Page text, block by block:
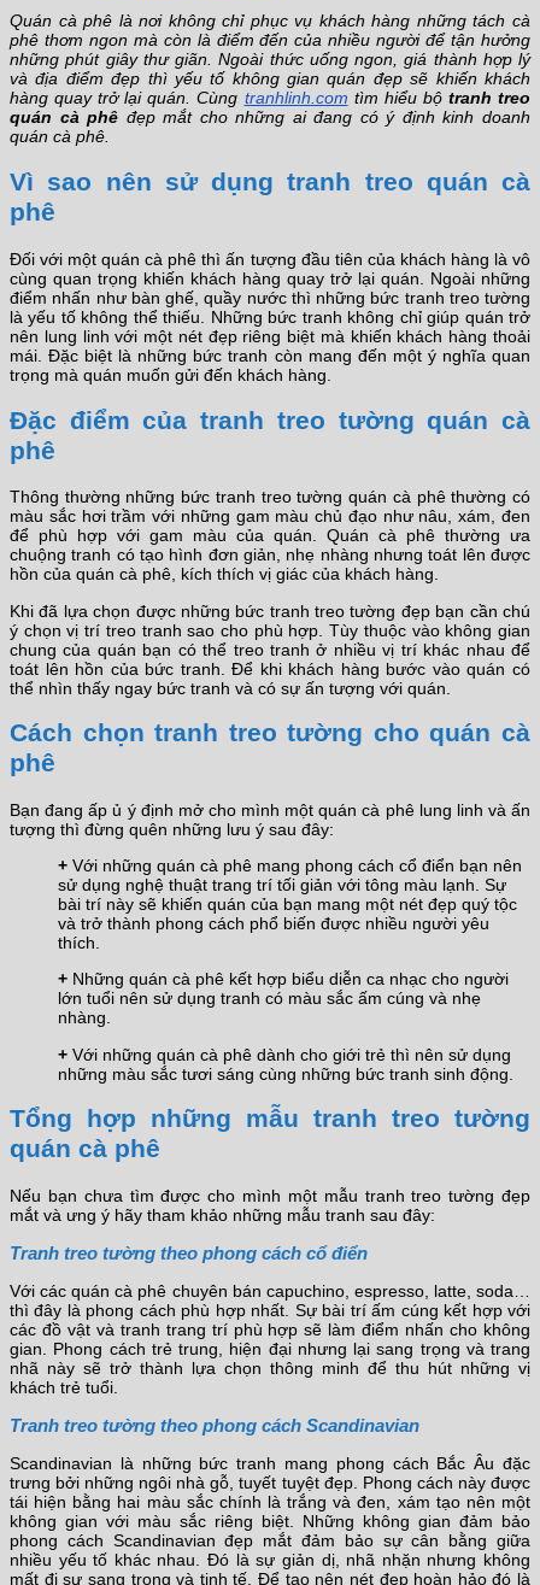
Quán cà phê là nơi không chỉ phục vụ khách hàng những tách cà
phê thơm ngon mà còn là điểm đến của nhiều người để tận hưởng
những phút giây thư giãn. Ngoài thức uống ngon, giá thành hợp lý
và địa điểm đẹp thì yếu tố không gian quán đẹp sẽ khiến khách
hàng quay trở lại quán. Cùng tranhlinh.com tìm hiểu bộ tranh treo
quán cà phê đẹp mắt cho những ai đang có ý định kinh doanh
quán cà phê.
Vì sao nên sử dụng tranh treo quán cà
phê
Đối với một quán cà phê thì ấn tượng đầu tiên của khách hàng là vô
cùng quan trọng khiến khách hàng quay trở lại quán. Ngoài những
điểm nhấn như bàn ghế, quầy nước thì những bức tranh treo tường
là yếu tố không thể thiếu. Những bức tranh không chỉ giúp quán trở
nên lung linh với một nét đẹp riêng biệt mà khiến khách hàng thoải
mái. Đặc biệt là những bức tranh còn mang đến một ý nghĩa quan
trọng mà quán muốn gửi đến khách hàng.
Đặc điểm của tranh treo tường quán cà
phê
Thông thường những bức tranh treo tường quán cà phê thường có
màu sắc hơi trầm với những gam màu chủ đạo như nâu, xám, đen
để phù hợp với gam màu của quán. Quán cà phê thường ưa
chuộng tranh có tạo hình đơn giản, nhẹ nhàng nhưng toát lên được
hồn của quán cà phê, kích thích vị giác của khách hàng.
Khi đã lựa chọn được những bức tranh treo tường đẹp bạn cần chú
ý chọn vị trí treo tranh sao cho phù hợp. Tùy thuộc vào không gian
chung của quán bạn có thể treo tranh ở nhiều vị trí khác nhau để
toát lên hồn của bức tranh. Để khi khách hàng bước vào quán có
thể nhìn thấy ngay bức tranh và có sự ấn tượng với quán.
Cách chọn tranh treo tường cho quán cà
phê
Bạn đang ấp ủ ý định mở cho mình một quán cà phê lung linh và ấn
tượng thì đừng quên những lưu ý sau đây:
+ Với những quán cà phê mang phong cách cổ điển bạn nên
sử dụng nghệ thuật trang trí tối giản với tông màu lạnh. Sự
bài trí này sẽ khiến quán của bạn mang một nét đẹp quý tộc
và trở thành phong cách phổ biến được nhiều người yêu
thích.
+ Những quán cà phê kết hợp biểu diễn ca nhạc cho người
lớn tuổi nên sử dụng tranh có màu sắc ấm cúng và nhẹ
nhàng.
+ Với những quán cà phê dành cho giới trẻ thì nên sử dụng
những màu sắc tươi sáng cùng những bức tranh sinh động.
Tổng hợp những mẫu tranh treo tường
quán cà phê
Nếu bạn chưa tìm được cho mình một mẫu tranh treo tường đẹp
mắt và ưng ý hãy tham khảo những mẫu tranh sau đây:
Tranh treo tường theo phong cách cổ điển
Với các quán cà phê chuyên bán capuchino, espresso, latte, soda…
thì đây là phong cách phù hợp nhất. Sự bài trí ấm cúng kết hợp với
các đồ vật và tranh trang trí phù hợp sẽ làm điểm nhấn cho không
gian. Phong cách trẻ trung, hiện đại nhưng lại sang trọng và trang
nhã này sẽ trở thành lựa chọn thông minh để thu hút những vị
khách trẻ tuổi.
Tranh treo tường theo phong cách Scandinavian
Scandinavian là những bức tranh mang phong cách Bắc Âu đặc
trưng bởi những ngôi nhà gỗ, tuyết tuyệt đẹp. Phong cách này được
tái hiện bằng hai màu sắc chính là trắng và đen, xám tạo nên một
không gian với màu sắc riêng biệt. Những không gian đảm bảo
phong cách Scandinavian đẹp mắt đảm bảo sự cân bằng giữa
nhiều yếu tố khác nhau. Đó là sự giản dị, nhã nhặn nhưng không
mất đi sự sang trọng và tinh tế. Để tạo nên nét đẹp hoàn hảo đó là